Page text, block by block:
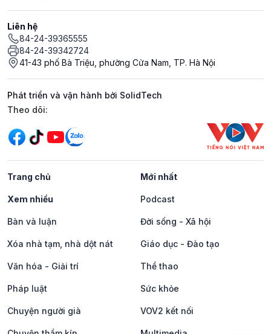
Liên hệ
84-24-39365555
84-24-39342724
41-43 phố Bà Triệu, phường Cửa Nam, TP. Hà Nội
Phát triển và vận hành bởi SolidTech
Mạng xã hội
Theo dõi:
Trang chủ Mới nhất
Xem nhiều Podcast
Bàn và luận Đời sống - Xã hội
Xóa nhà tạm, nhà dột nát Giáo dục - Đào tạo
Văn hóa - Giải trí Thể thao
Pháp luật Sức khỏe
Chuyện người già VOV2 kết nối